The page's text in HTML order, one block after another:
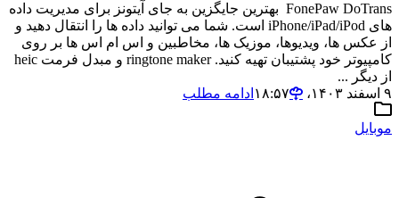
FonePaw DoTrans بهترین جایگزین به جای آیتونز برای مدیریت داده
های iPhone/iPad/iPod است. شما می توانید داده ها را انتقال دهید و
از عکس ها، ویدیوها، موزیک ها، مخاطبین و اس ام اس ها بر روی
کامپیوتر خود پشتیبان تهیه کنید. ringtone maker و مبدل فرمت heic
از دیگر ...
۹ اسفند ۱۴۰۳،‏ ۱۸:۵۷
ادامه مطلب
موبایل